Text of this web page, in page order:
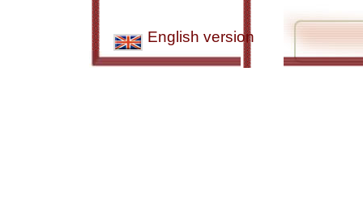
English version